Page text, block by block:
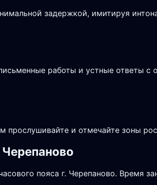
задержкой, имитируя
работы и устные ответы
и отмечайте зоны
пояса г. Черепаново. Время